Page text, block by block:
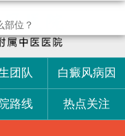
团队 白癜风病因
路线 热点关注
部位？